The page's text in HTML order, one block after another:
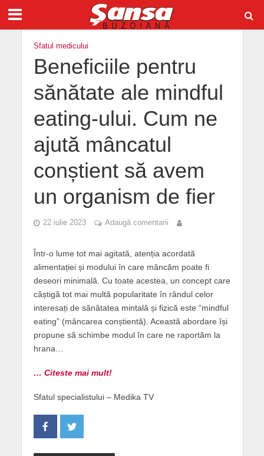
Sfatul medicului
Beneficiile pentru
sănătate ale mindful
eating-ului. Cum ne
ajută mâncatul
conștient să avem
un organism de fier
22 iulie 2023 Adaugă comentarii
Într-o lume tot mai agitată, atenția acordată
alimentației și modului în care mâncăm poate fi
deseori minimală. Cu toate acestea, un concept care
câștigă tot mai multă popularitate în rândul celor
interesați de sănătatea mintală și fizică este “mindful
eating” (mâncarea conștientă). Această abordare își
propune să schimbe modul în care ne raportăm la
hrana…
… Citeste mai mult!
Sfatul specialistului – Medika TV